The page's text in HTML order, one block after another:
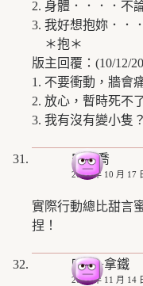
2. 身體．．．．不
3. 我好想抱妳．．
＊抱＊
版主回覆：(10/12/
1. 不要衝動，牆會
2. 放心，暫時死不
3. 我有沒有變小隻？
安小喬
2008 年 10 月 17
實際行動總比甜言
捏！
唯愛+拿鐵
2008 年 11 月 14